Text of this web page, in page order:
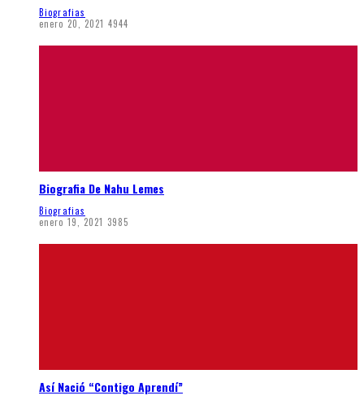
Biografias
enero 20, 2021 4944
Biografia De Nahu Lemes
Biografias
enero 19, 2021 3985
Así Nació “Contigo Aprendí”